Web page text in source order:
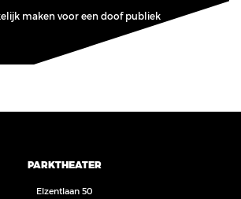
maken voor een doof publiek
PARKTHEATER
Elzentlaan 50